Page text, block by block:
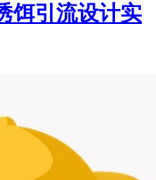
饵引流设计实